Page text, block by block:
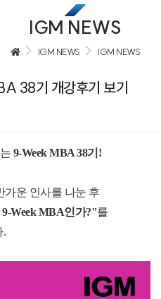
IGM NEWS
IGM NEWS IGM NEWS
38기 개강후기 보기
9-Week MBA 38기!
가운 인사를 나눈 후
Week MBA인가?"를
.